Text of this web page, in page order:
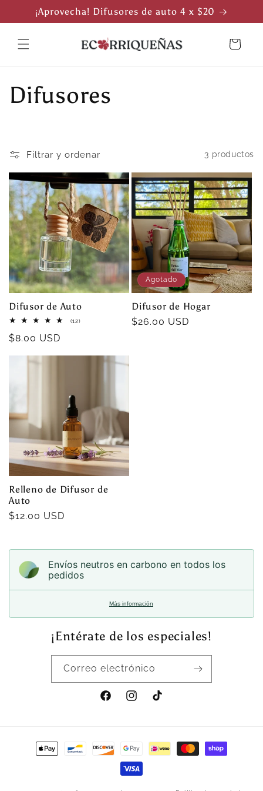
directamente
al contenido
¡Aprovecha! Difusores de auto 4 x $20
Carrito
C
l
e
c
c
i
ó
n
:
Difusores
Filtrar y ordenar 3 productos
Difusor de Auto
(12)12
Precio
$8.00 USD
Agotado
Difusor de Hogar
Precio
$26.00 USD
Relleno de Difusor de
Auto
Precio
$12.00 USD
Envíos neutros en carbono en todos los
pedidos
Más información
¡Entérate de los especiales!
Correo electrónico
FacebookInstagramTikTok
Formas